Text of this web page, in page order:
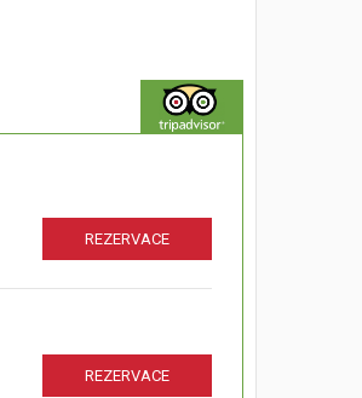
REZERVACE
REZERVACE